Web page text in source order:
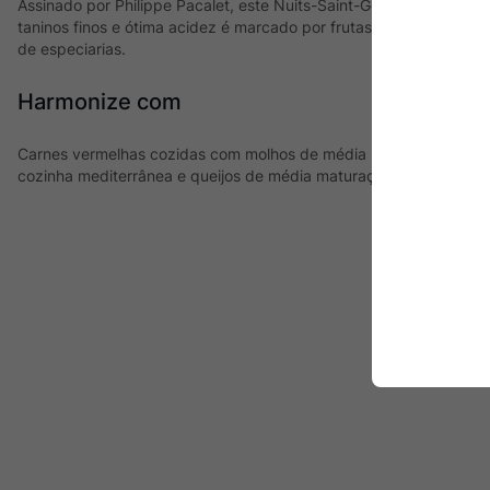
Assinado por Philippe Pacalet, este Nuits-Saint-Georges é
taninos finos e ótima acidez é marcado por frutas vermelhas
de especiarias.
Harmonize com
Carnes vermelhas cozidas com molhos de média intensidade,
cozinha mediterrânea e queijos de média maturação.